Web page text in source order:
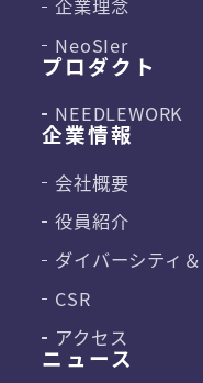
ニュース
企業理念
NeoSIer
プロダクト
NEEDLEWORK
企業情報
会社概要
役員紹介
ダイバーシティ＆
CSR
アクセス